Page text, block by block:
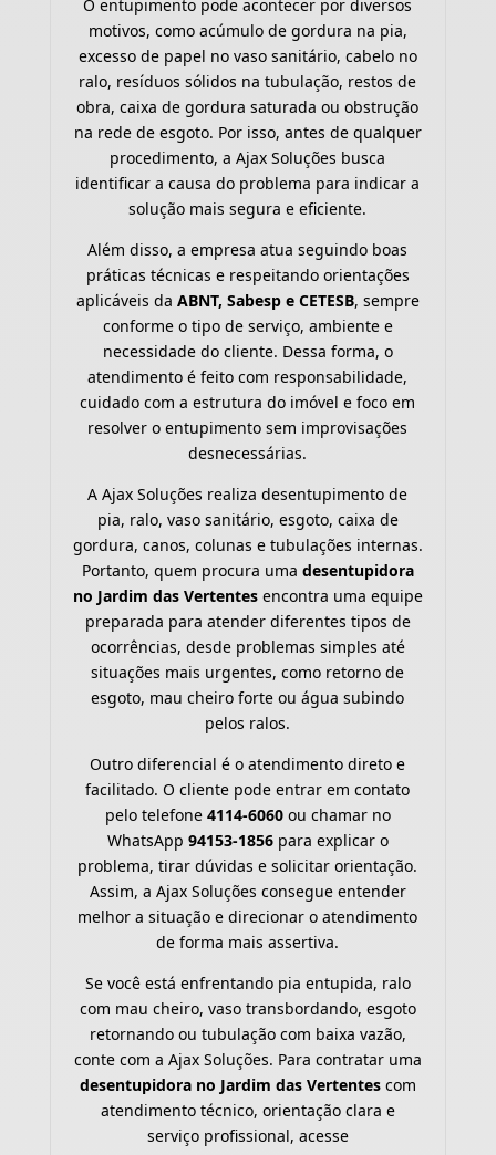
O entupimento pode acontecer por diversos
motivos, como acúmulo de gordura na pia,
excesso de papel no vaso sanitário, cabelo no
ralo, resíduos sólidos na tubulação, restos de
obra, caixa de gordura saturada ou obstrução
na rede de esgoto. Por isso, antes de qualquer
procedimento, a Ajax Soluções busca
identificar a causa do problema para indicar a
solução mais segura e eficiente.
Além disso, a empresa atua seguindo boas
práticas técnicas e respeitando orientações
aplicáveis da ABNT, Sabesp e CETESB, sempre
conforme o tipo de serviço, ambiente e
necessidade do cliente. Dessa forma, o
atendimento é feito com responsabilidade,
cuidado com a estrutura do imóvel e foco em
resolver o entupimento sem improvisações
desnecessárias.
A Ajax Soluções realiza desentupimento de
pia, ralo, vaso sanitário, esgoto, caixa de
gordura, canos, colunas e tubulações internas.
Portanto, quem procura uma desentupidora
no Jardim das Vertentesencontra uma equipe
preparada para atender diferentes tipos de
ocorrências, desde problemas simples até
situações mais urgentes, como retorno de
esgoto, mau cheiro forte ou água subindo
pelos ralos.
Outro diferencial é o atendimento direto e
facilitado. O cliente pode entrar em contato
pelo telefone 4114-6060ou chamar no
WhatsApp 94153-1856para explicar o
problema, tirar dúvidas e solicitar orientação.
Assim, a Ajax Soluções consegue entender
melhor a situação e direcionar o atendimento
de forma mais assertiva.
Se você está enfrentando pia entupida, ralo
com mau cheiro, vaso transbordando, esgoto
retornando ou tubulação com baixa vazão,
conte com a Ajax Soluções. Para contratar uma
desentupidora no Jardim das Vertentescom
atendimento técnico, orientação clara e
serviço profissional, acesse